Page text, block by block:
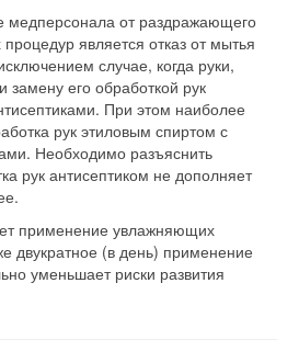
медперсонала от раздражающего
является отказ от мытья
случае, когда руки,
замену его обработкой рук
При этом наиболее
рук этиловым спиртом с
Необходимо разъяснить
рук антисептиком не дополняет
применение увлажняющих
двукратное (в день) применение
уменьшает риски развития